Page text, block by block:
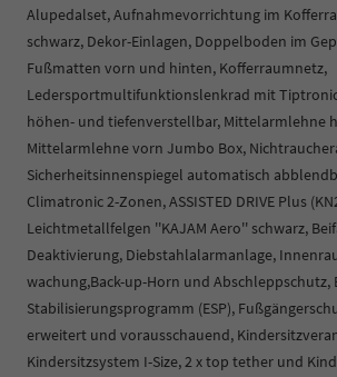
Alupedalset, Aufnahmevorrichtung im
schwarz, Dekor-Einlagen, Doppelboden im
Fußmatten vorn und hinten, Kofferraumnetz,
Ledersportmultifunktionslenkrad mit
höhen- und tiefenverstellbar, Mittelarmlehne
Mittelarmlehne vorn Jumbo Box,
Sicherheitsinnenspiegel automatisch
Climatronic 2-Zonen, ASSISTED DRIVE Plus
Leichtmetallfelgen ''KAJAM Aero'' schwarz,
Deaktivierung, Diebstahlalarmanlage,
wachung,Back-up-Horn und Abschleppschutz,
Stabilisierungsprogramm (ESP),
erweitert und vorausschauend,
Kindersitzsystem I-Size, 2 x top tether und